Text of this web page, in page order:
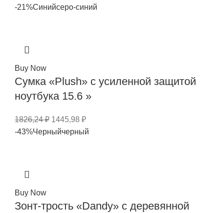
-21%Синийсеро-синий
Buy Now
Сумка «Plush» c усиленной защитой
ноутбука 15.6 »
1826,24₽ 1445,98 ₽
-43%Черныйчерный
Buy Now
Зонт-трость «Dandy» с деревянной